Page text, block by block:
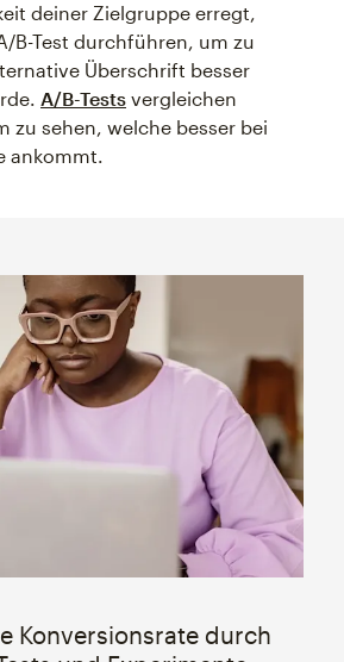
deiner Zielgruppe erregt,
B-Test durchführen, um zu
Überschrift besser
A/B-Tests vergleichen
zu sehen, welche besser bei
ankommt.
Konversionsrate durch